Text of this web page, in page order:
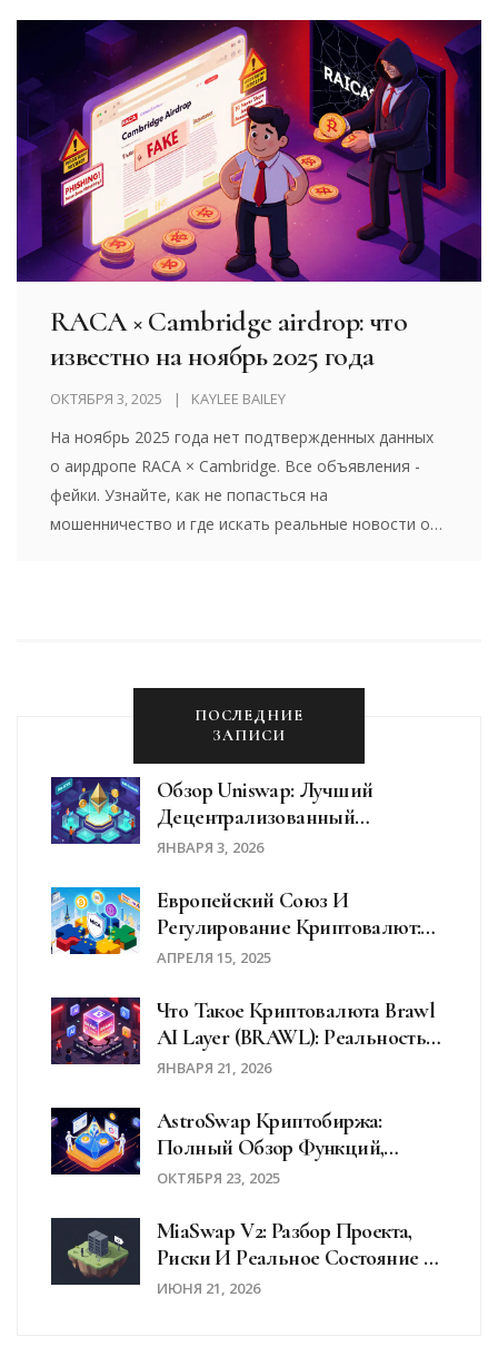
RACA × Cambridge airdrop: что
известно на ноябрь 2025 года
ОКТЯБРЯ 3, 2025 KAYLEE BAILEY
На ноябрь 2025 года нет подтвержденных данных
о аирдропе RACA × Cambridge. Все объявления -
фейки. Узнайте, как не попасться на
мошенничество и где искать реальные новости о
ПОСЛЕДНИЕ
ЗАПИСИ
Обзор Uniswap: Лучший
Децентрализованный
Обменник Криптовалют В 2026
ЯНВАРЯ 3, 2026
Европейский Союз И
Регулирование Криптовалют:
Что Такое MiCA И Как Это
АПРЕЛЯ 15, 2025
Что Такое Криптовалюта Brawl
AI Layer (BRAWL): Реальность
Или Мошенничество?
ЯНВАРЯ 21, 2026
AstroSwap Криптобиржа:
Полный Обзор Функций,
Плюсов И Рисков В 2025 Году
ОКТЯБРЯ 23, 2025
MiaSwap V2: Разбор Проекта,
Риски И Реальное Состояние В
2026 Году
ИЮНЯ 21, 2026